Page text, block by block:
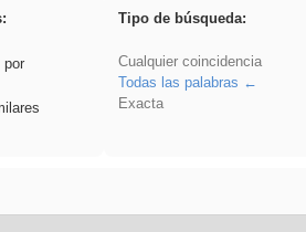
por
Tipo de búsqueda:
Cualquier coincidencia
Todas las palabras
Exacta